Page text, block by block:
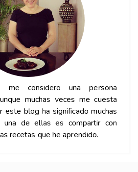
me considero una persona
muchas veces me cuesta
este blog ha significado muchas
de ellas es compartir con
recetas que he aprendido.